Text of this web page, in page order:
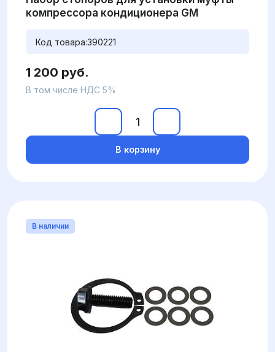
компрессора кондиционера GM
Код товара:390221
1 200 руб.
В том числе НДС 5%
В корзину
В наличии